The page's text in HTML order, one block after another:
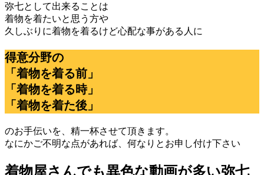
弥七として出来ることは
着物を着たいと思う方や
久しぶりに着物を着るけど心配な事がある人に
得意分野の
「着物を着る前」
「着物を着る時」
「着物を着た後」
のお手伝いを、精一杯させて頂きます。
なにかご不明な点があれば、何なりとお申し付け下さい
着物屋さんでも異色な動画が多い弥七